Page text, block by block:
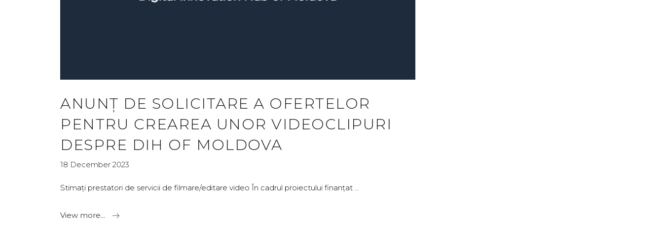
ANUNȚ DE SOLICITARE A OFERTELOR
PENTRU CREAREA UNOR VIDEOCLIPURI
DESPRE DIH OF MOLDOVA
18 December 2023
Stimați prestatori de servicii de filmare/editare video În cadrul proiectului finanțat
View more...